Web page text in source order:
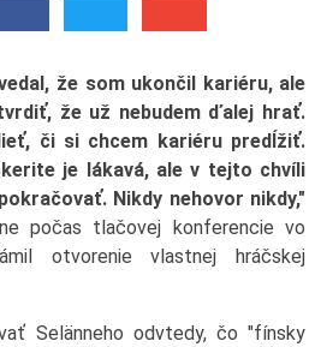
že som ukončil kariéru, ale
že už nebudem ďalej hrať.
či si chcem kariéru predĺžiť.
je lákavá, ale v tejto chvíli
Nikdy nehovor nikdy,"
počas tlačovej konferencie vo
otvorenie vlastnej hráčskej
Selänneho odvtedy, čo "fínsky